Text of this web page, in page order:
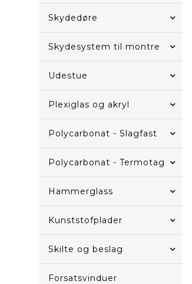
Skydedøre
Skydesystem til montre
Udestue
Plexiglas og akryl
Polycarbonat - Slagfast
Polycarbonat - Termotag
Hammerglass
Kunststofplader
Skilte og beslag
Forsatsvinduer